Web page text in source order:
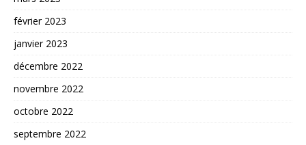
février 2023
janvier 2023
décembre 2022
novembre 2022
octobre 2022
septembre 2022